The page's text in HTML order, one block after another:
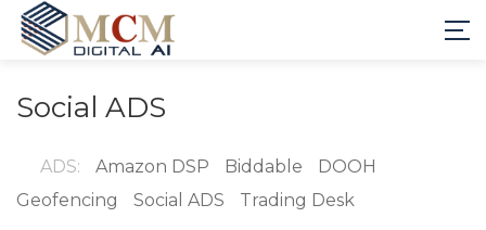
Social ADS
ADS: Amazon DSP Biddable
DOOH
Geofencing
Social ADS Trading Desk